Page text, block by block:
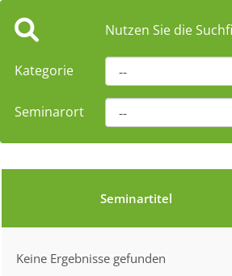
Nutzen Sie die
Kategorie
Seminarort
Seminartitel
Keine Ergebnisse gefunden